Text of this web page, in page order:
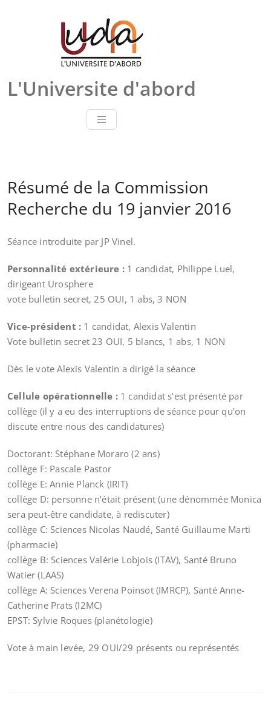
L'Universite d'abord
Résumé de la Commission
Recherche du 19 janvier 2016
Séance introduite par JP Vinel.
Personnalité extérieure : 1 candidat, Philippe Luel,
dirigeant Urosphere
vote bulletin secret, 25 OUI, 1 abs, 3 NON
Vice-président : 1 candidat, Alexis Valentin
Vote bulletin secret 23 OUI, 5 blancs, 1 abs, 1 NON
Dès le vote Alexis Valentin a dirigé la séance
Cellule opérationnelle :1 candidat s’est présenté par
collège (il y a eu des interruptions de séance pour qu’on
discute entre nous des candidatures)
Doctorant: Stéphane Moraro (2 ans)
collège F: Pascale Pastor
collège E: Annie Planck (IRIT)
collège D: personne n’était présent (une dénommée Monica
sera peut-être candidate, à rediscuter)
collège C: Sciences Nicolas Naudé, Santé Guillaume Marti
(pharmacie)
collège B: Sciences Valérie Lobjois (ITAV), Santé Bruno
Watier (LAAS)
collège A: Sciences Verena Poinsot (IMRCP), Santé Anne-
Catherine Prats (I2MC)
EPST: Sylvie Roques (planétologie)
Vote à main levée, 29 OUI/29 présents ou représentés